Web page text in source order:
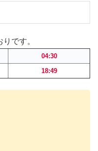
です。
04:30
18:49